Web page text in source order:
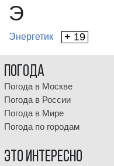
Э
Энергетик + 19
Погода
Погода в Москве
Погода в России
Погода в Мире
Погода по городам
Это интересно